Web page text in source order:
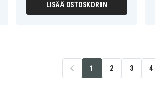
LISÄÄ OSTOSKORIIN
1 2 3 4